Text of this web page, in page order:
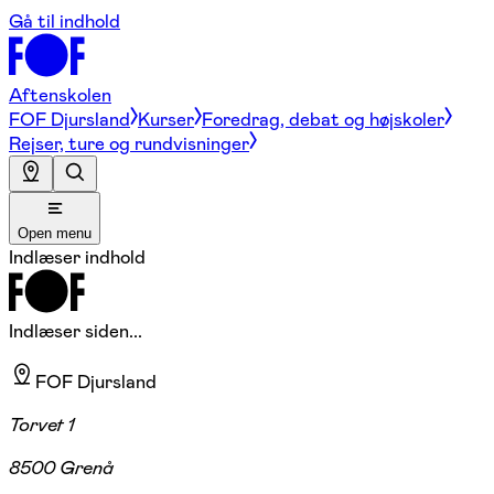
Gå til indhold
Aftenskolen
FOF Djursland Kurser Foredrag, debat og højskoler
Rejser, ture og rundvisninger
Open menu
Indlæser indhold
Indlæser siden...
FOF Djursland
Torvet 1
8500 Grenå